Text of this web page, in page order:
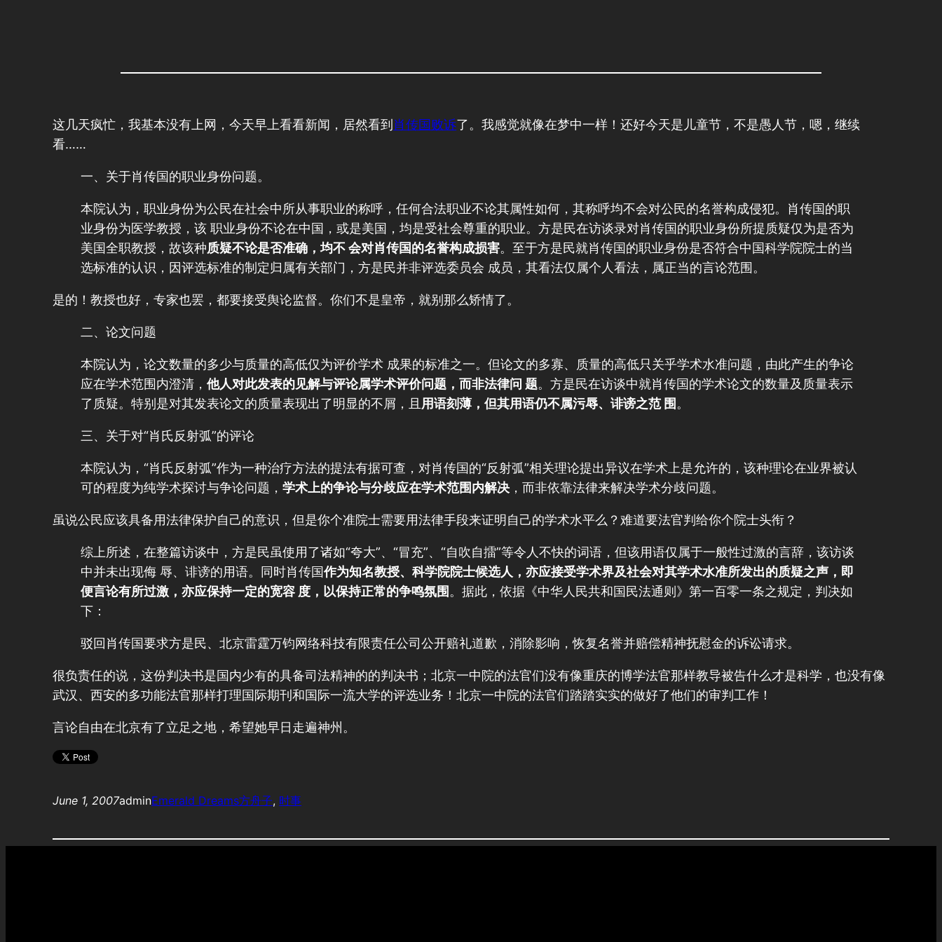
这几天疯忙，我基本没有上网，今天早上看看新闻，居然看到肖传国败诉了。我感觉就像在梦中一样！还好今天是儿童节，不是愚人节，嗯，继续
看……
一、关于肖传国的职业身份问题。
本院认为，职业身份为公民在社会中所从事职业的称呼，任何合法职业不论其属性如何，其称呼均不会对公民的名誉构成侵犯。肖传国的职
业身份为医学教授，该 职业身份不论在中国，或是美国，均是受社会尊重的职业。方是民在访谈录对肖传国的职业身份所提质疑仅为是否为
美国全职教授，故该种质疑不论是否准确，均不 会对肖传国的名誉构成损害。至于方是民就肖传国的职业身份是否符合中国科学院院士的当
选标准的认识，因评选标准的制定归属有关部门，方是民并非评选委员会 成员，其看法仅属个人看法，属正当的言论范围。
是的！教授也好，专家也罢，都要接受舆论监督。你们不是皇帝，就别那么矫情了。
二、论文问题
本院认为，论文数量的多少与质量的高低仅为评价学术 成果的标准之一。但论文的多寡、质量的高低只关乎学术水准问题，由此产生的争论
应在学术范围内澄清，他人对此发表的见解与评论属学术评价问题，而非法律问 题。方是民在访谈中就肖传国的学术论文的数量及质量表示
了质疑。特别是对其发表论文的质量表现出了明显的不屑，且 用语刻薄，但其用语仍不属污辱、诽谤之范 围。
三、关于对“肖氏反射弧”的评论
本院认为，“肖氏反射弧”作为一种治疗方法的提法有据可查，对肖传国的“反射弧”相关理论提出异议在学术上是允许的，该种理论在业界被认
可的程度为纯学术探讨与争论问题，学术上的争论与分歧应在学术范围内解决 ，而非依靠法律来解决学术分歧问题。
虽说公民应该具备用法律保护自己的意识，但是你个准院士需要用法律手段来证明自己的学术水平么？难道要法官判给你个院士头衔？
综上所述，在整篇访谈中，方是民虽使用了诸如“夸大”、“冒充”、“自吹自擂”等令人不快的词语，但该用语仅属于一般性过激的言辞，该访谈
中并未出现侮 辱、诽谤的用语。同时肖传国作为知名教授、科学院院士候选人，亦应接受学术界及社会对其学术水准所发出的质疑之声，即
便言论有所过激，亦应保持一定的宽容 度，以保持正常的争鸣氛围。据此，依据《中华人民共和国民法通则》第一百零一条之规定，判决如
下：
驳回肖传国要求方是民、北京雷霆万钧网络科技有限责任公司公开赔礼道歉，消除影响，恢复名誉并赔偿精神抚慰金的诉讼请求。
很负责任的说，这份判决书是国内少有的具备司法精神的的判决书；北京一中院的法官们没有像重庆的博学法官那样教导被告什么才是科学，也没有像
武汉、西安的多功能法官那样打理国际期刊和国际一流大学的评选业务！北京一中院的法官们踏踏实实的做好了他们的审判工作！
言论自由在北京有了立足之地，希望她早日走遍神州。
June 1, 2007adminEmerald Dreams方舟子, 时事